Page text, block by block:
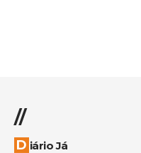
//
Diário Já